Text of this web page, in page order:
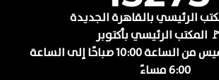
الرئيسي بالقاهرة الجديدة
🚩 المكتب الرئيسي بأكتوبر
من الأحد إلى الخميس من الساعة 10:00 صباحًا إلى الساعة
6:00 مساءً